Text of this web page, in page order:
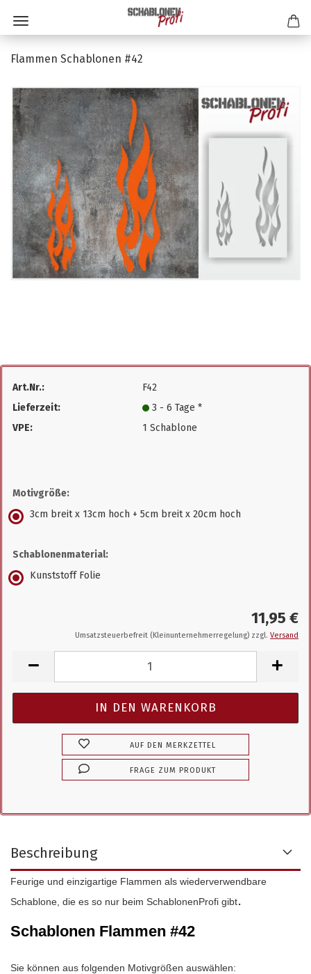
Flammen Schablonen #42
Art.Nr.:
F42
Lieferzeit:
3 - 6 Tage *
VPE:
1 Schablone
Motivgröße:
3cm breit x 13cm hoch + 5cm breit x 20cm hoch
Schablonenmaterial:
Kunststoff Folie
11,95 €
Umsatzsteuerbefreit (Kleinunternehmerregelung) zzgl. Versand
AUF DEN MERKZETTEL
FRAGE ZUM PRODUKT
Beschreibung
Feurige und einzigartige Flammen als wiederverwendbare
Schablone, die es so nur beim SchablonenProfi gibt.
Schablonen Flammen #42
Sie können aus folgenden Motivgrößen auswählen: